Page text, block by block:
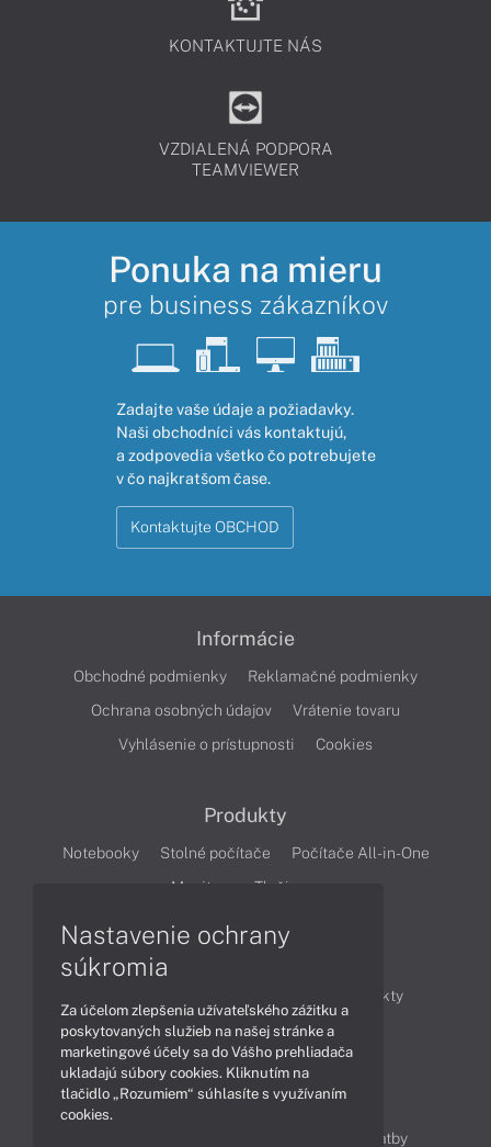
KONTAKTUJTE NÁS
VZDIALENÁ PODPORA
TEAMVIEWER
Ponuka na mieru
pre business zákazníkov
Zadajte vaše údaje a požiadavky.
Naši obchodníci vás kontaktujú,
a zodpovedia všetko čo potrebujete
v čo najkratšom čase.
Kontaktujte OBCHOD
Informácie
Obchodné podmienky
Reklamačné podmienky
Ochrana osobných údajov
Vrátenie tovaru
Vyhlásenie o prístupnosti
Cookies
Produkty
Notebooky Stolné počítače
Počítače All-in-One
Monitory
Tlačiarne
Produkty
Technológie
Videá
Obsah
Možnosti doručenia a platby
Nastavenie ochrany
súkromia
Za účelom zlepšenia užívateľského zážitku a
poskytovaných služieb na našej stránke a
marketingové účely sa do Vášho prehliadača
ukladajú súbory cookies. Kliknutím na
tlačidlo „Rozumiem“ súhlasíte s využívaním
cookies.